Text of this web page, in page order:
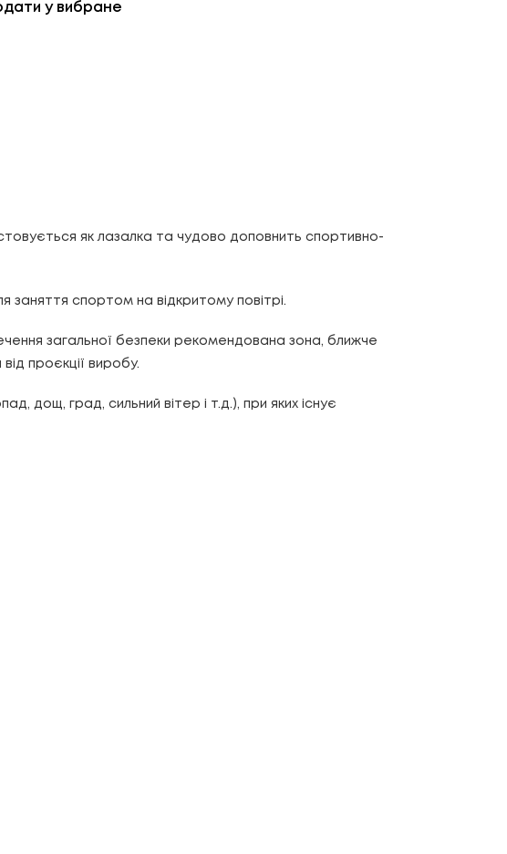
у вибране
як лазалка та чудово доповнить спортивно-
заняття спортом на відкритому повітрі.
загальної безпеки рекомендована зона, ближче
проєкції виробу.
дощ, град, сильний вітер і т.д.), при яких існує